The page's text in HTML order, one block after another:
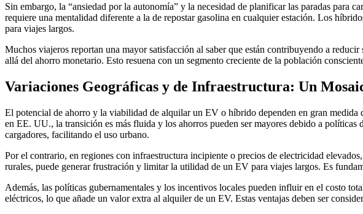
Sin embargo, la “ansiedad por la autonomía” y la necesidad de planificar las paradas para
requiere una mentalidad diferente a la de repostar gasolina en cualquier estación. Los
para viajes largos.
Muchos viajeros reportan una mayor satisfacción al saber que están contribuyendo a
allá del ahorro monetario. Esto resuena con un segmento creciente de la población
Variaciones Geográficas y de Infraestructura: Un
El potencial de ahorro y la viabilidad de alquilar un EV o híbrido dependen en gran
en EE. UU., la transición es más fluida y los ahorros pueden ser mayores debido a
cargadores, facilitando el uso urbano.
Por el contrario, en regiones con infraestructura incipiente o precios de electricidad
rurales, puede generar frustración y limitar la utilidad de un EV para viajes largos. Es
Además, las políticas gubernamentales y los incentivos locales pueden influir en el costo
eléctricos, lo que añade un valor extra al alquiler de un EV. Estas ventajas deben ser